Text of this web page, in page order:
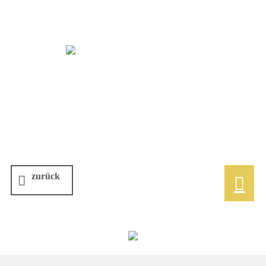

zurück